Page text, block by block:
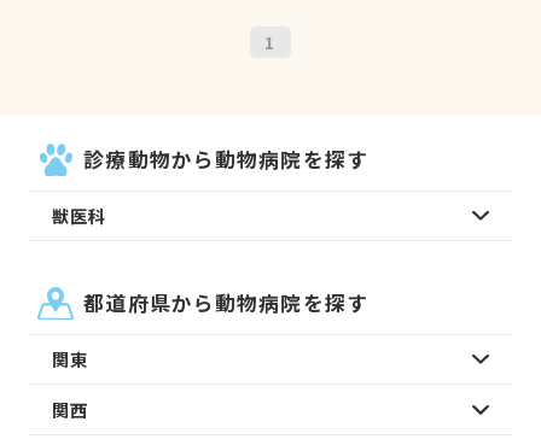
1
診療動物から動物病院を探す
獣医科
都道府県から動物病院を探す
関東
関西